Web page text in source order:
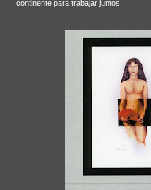
continente para trabajar juntos.